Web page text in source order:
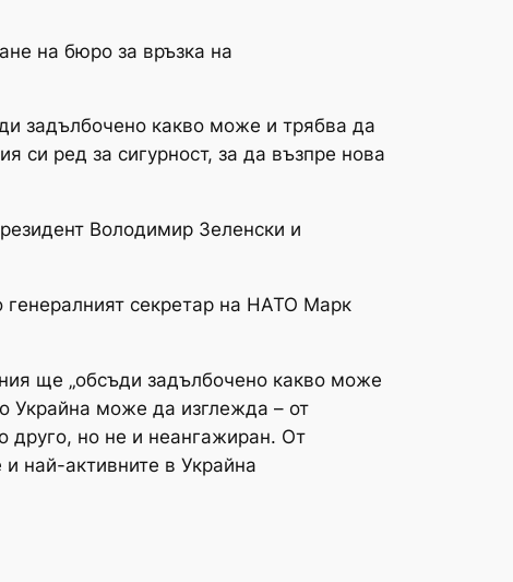
на бюро за връзка на
задълбочено какво може и трябва да
си ред за сигурност, за да възпре нова
Володимир Зеленски и
генералният секретар на НАТО Марк
ще „обсъди задълбочено какво може
Украйна може да изглежда – от
друго, но не и неангажиран. От
и най-активните в Украйна